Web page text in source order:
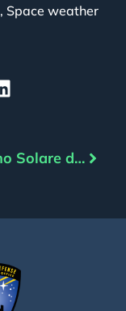
, Space weather
Bollettino Solare del 13/07/2022